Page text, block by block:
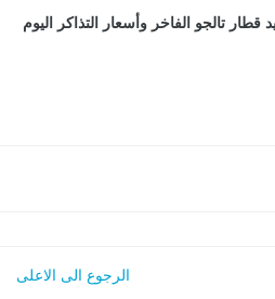
قطار تالجو الفاخر وأسعار التذاكر اليوم
الرجوع الى الاعلى